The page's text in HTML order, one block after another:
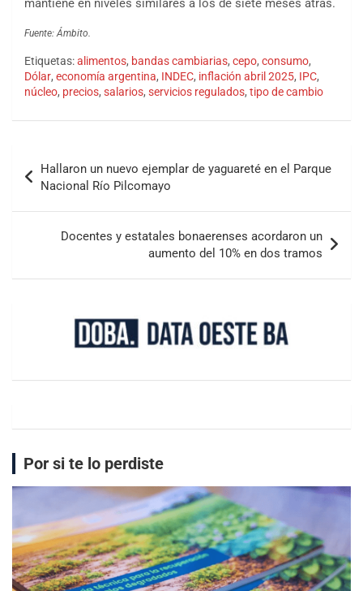
mantiene en niveles similares a los de siete meses atrás.
Fuente: Ámbito.
Etiquetas:alimentos, bandas cambiarias, cepo, consumo,
Dólar, economía argentina, INDEC, inflación abril 2025, IPC,
núcleo, precios, salarios, servicios regulados, tipo de cambio
Hallaron un nuevo ejemplar de yaguareté en el Parque
Nacional Río Pilcomayo
Docentes y estatales bonaerenses acordaron un
aumento del 10% en dos tramos
Por si te lo perdiste